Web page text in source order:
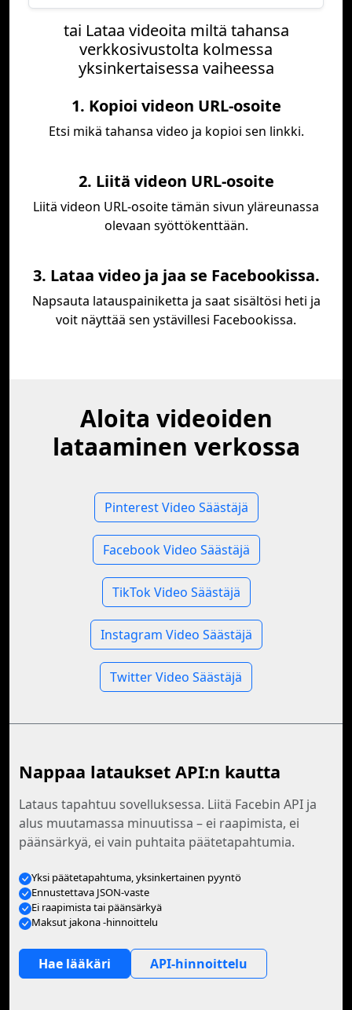
tai Lataa videoita miltä tahansa
verkkosivustolta kolmessa
yksinkertaisessa vaiheessa
1. Kopioi videon URL-osoite
Etsi mikä tahansa video ja kopioi sen linkki.
2. Liitä videon URL-osoite
Liitä videon URL-osoite tämän sivun yläreunassa
olevaan syöttökenttään.
3. Lataa video ja jaa se Facebookissa.
Napsauta latauspainiketta ja saat sisältösi heti ja
voit näyttää sen ystävillesi Facebookissa.
Aloita videoiden
lataaminen verkossa
Pinterest Video Säästäjä
Facebook Video Säästäjä
TikTok Video Säästäjä
Instagram Video Säästäjä
Twitter Video Säästäjä
Nappaa lataukset API:n kautta
Lataus tapahtuu sovelluksessa. Liitä Facebin API ja
alus muutamassa minuutissa – ei raapimista, ei
päänsärkyä, ei vain puhtaita päätetapahtumia.
Yksi päätetapahtuma, yksinkertainen pyyntö
Ennustettava JSON-vaste
Ei raapimista tai päänsärkyä
Maksut jakona -hinnoittelu
Hae lääkäri API-hinnoittelu